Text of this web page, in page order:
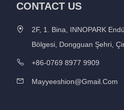
CONTACT US
2F, 1. Bina, INNOPARK
Bölgesi, Dongguan Şehri,
+86-0769 8977 9909
Mayyeeshion@gmail.com